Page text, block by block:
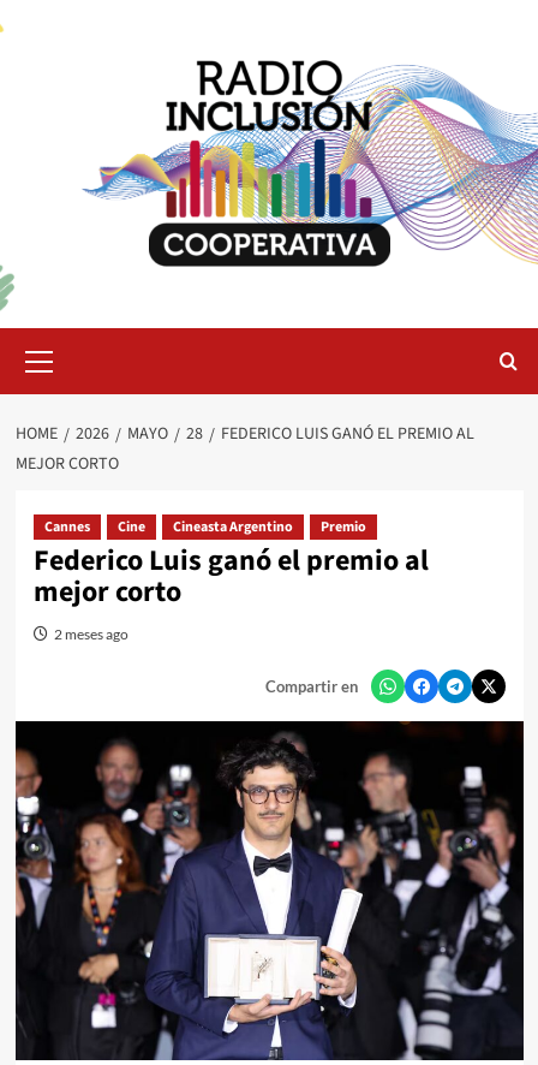
Menu
HOME 2026 MAYO 28
FEDERICO LUIS GANÓ EL PREMIO AL
MEJOR CORTO
Cannes Cine Cineasta Argentino Premio
Federico Luis ganó el premio al
mejor corto
2 meses ago
Compartir en